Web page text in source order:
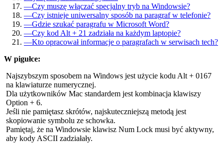
—Czy muszę włączać specjalny tryb na Windowsie?
—Czy istnieje uniwersalny sposób na paragraf w telefonie?
—Gdzie szukać paragrafu w Microsoft Word?
—Czy kod Alt + 21 zadziała na każdym laptopie?
—Kto opracował informacje o paragrafach w serwisach tech?
W pigułce:
Najszybszym sposobem na Windows jest użycie kodu Alt + 0167
na klawiaturze numerycznej.
Dla użytkowników Mac standardem jest kombinacja klawiszy
Option + 6.
Jeśli nie pamiętasz skrótów, najskuteczniejszą metodą jest
skopiowanie symbolu ze schowka.
Pamiętaj, że na Windowsie klawisz Num Lock musi być aktywny,
aby kody ASCII zadziałały.